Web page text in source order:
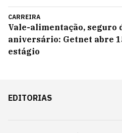
CARREIRA
Vale-alimentação, seguro
aniversário: Getnet abre
estágio
EDITORIAS